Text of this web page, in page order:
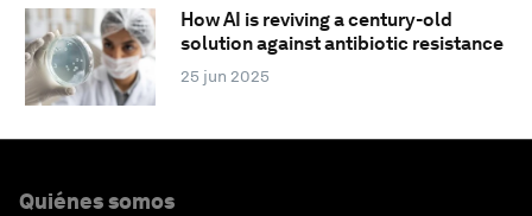
How AI is reviving a century-old
solution against antibiotic resistance
25 jun 2025
Quiénes somos